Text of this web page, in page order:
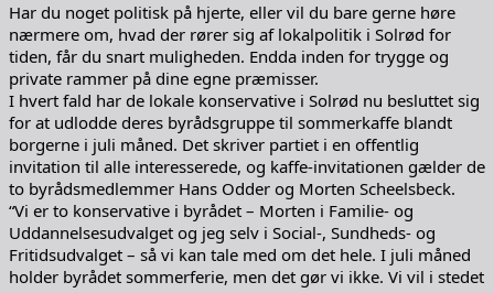
Har du noget politisk på hjerte, eller vil du bare gerne høre
nærmere om, hvad der rører sig af lokalpolitik i Solrød for
tiden, får du snart muligheden. Endda inden for trygge og
private rammer på dine egne præmisser.
I hvert fald har de lokale konservative i Solrød nu besluttet sig
for at udlodde deres byrådsgruppe til sommerkaffe blandt
borgerne i juli måned. Det skriver partiet i en offentlig
invitation til alle interesserede, og kaffe-invitationen gælder de
to byrådsmedlemmer Hans Odder og Morten Scheelsbeck.
“Vi er to konservative i byrådet – Morten i Familie- og
Uddannelsesudvalget og jeg selv i Social-, Sundheds- og
Fritidsudvalget – så vi kan tale med om det hele. I juli måned
holder byrådet sommerferie, men det gør vi ikke. Vi vil i stedet